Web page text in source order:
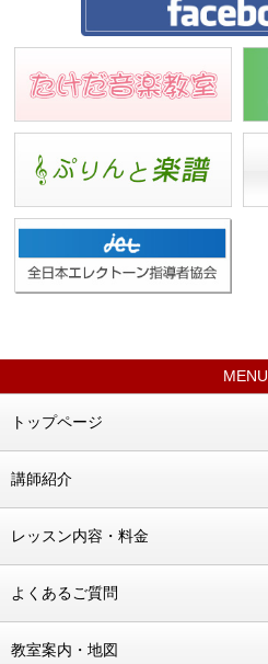
MENU
トップページ
講師紹介
レッスン内容・料金
よくあるご質問
教室案内・地図